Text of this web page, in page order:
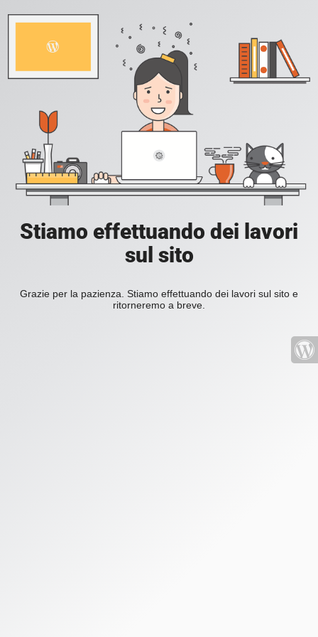
Stiamo effettuando dei lavori
sul sito
Grazie per la pazienza. Stiamo effettuando dei lavori sul sito e
ritorneremo a breve.